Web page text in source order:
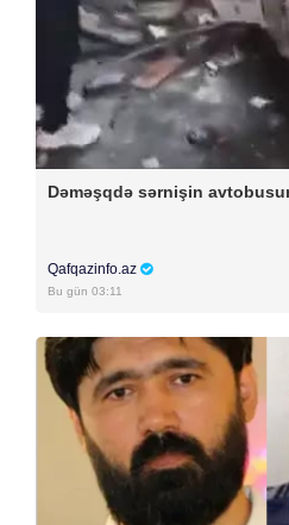
Dəməşqdə sərnişin
Qafqazinfo.az
Bu gün 03:11